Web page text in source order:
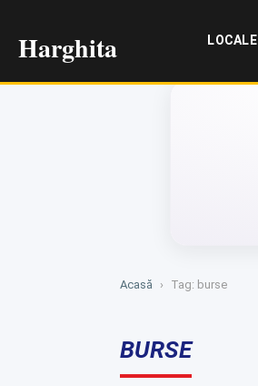
Harghita LOCALE
Acasă › Tag: burse
BURSE